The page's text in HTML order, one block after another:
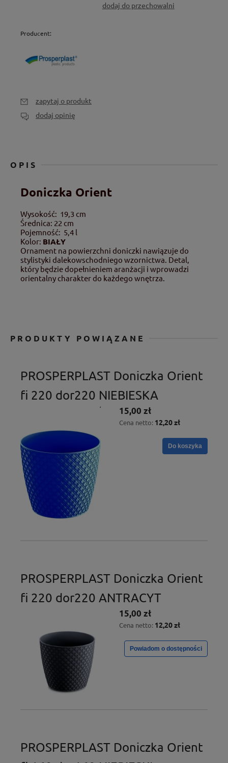
dodaj do przechowalni
Producent:
zapytaj o produkt
dodaj opinię
OPIS
Doniczka Orient
Wysokość: 19,3 cm
Średnica: 22 cm
Pojemność: 5,4 l
Kolor: BIAŁY
Ornament na powierzchni doniczki nawiązuje do
stylistyki dalekowschodniego wzornictwa. Detal,
który będzie dopełnieniem aranżacji i wprowadzi
orientalny charakter do każdego wnętrza.
PRODUKTY POWIĄZANE
PROSPERPLAST Doniczka Orient
fi 220 dor220 NIEBIESKA
15,00 zł
Cena netto: 12,20 zł
Do koszyka
PROSPERPLAST Doniczka Orient
fi 220 dor220 ANTRACYT
15,00 zł
Cena netto: 12,20 zł
Powiadom o dostępności
PROSPERPLAST Doniczka Orient